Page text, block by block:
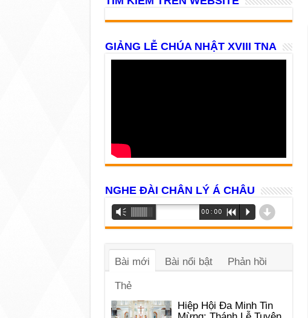
GIẢNG LỄ CHÚA NHẬT XVIII TNA
NGHE ĐÀI CHÂN LÝ Á CHÂU
Trình
phát
âm
Vm 00:00 R P d
Bài mới Bài nổi bật Phản hồi
Thẻ
Hiệp Hội Đa Minh Tin